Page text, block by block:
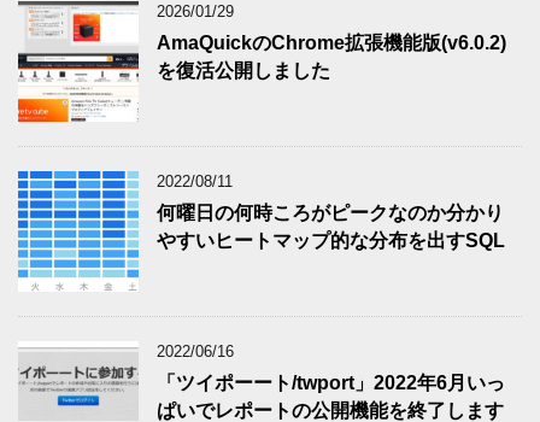
2026/01/29
AmaQuickのChrome拡張機能版(v6.0.2)
を復活公開しました
2022/08/11
何曜日の何時ころがピークなのか分かり
やすいヒートマップ的な分布を出すSQL
2022/06/16
「ツイポーート/twport」2022年6月いっ
ぱいでレポートの公開機能を終了します